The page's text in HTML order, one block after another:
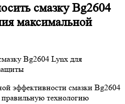
смазку Bg2604
максимальной
эффективности смазки Bg2604
технологию